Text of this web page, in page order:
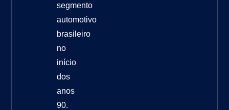
segmento
automotivo
brasileiro
no
início
dos
anos
90.